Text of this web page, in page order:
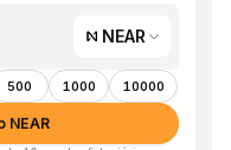
NEAR
500 1000 10000
NEAR